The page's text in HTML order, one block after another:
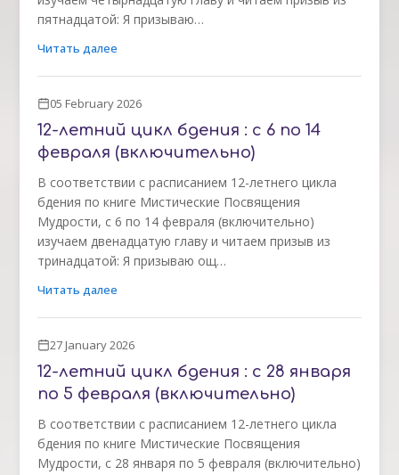
пятнадцатой: Я призываю…
Читать далее
05 February 2026
12-летний цикл бдения : с 6 по 14
февраля (включительно)
В соответствии с расписанием 12-летнего цикла
бдения по книге Мистические Посвящения
Мудрости, с 6 по 14 февраля (включительно)
изучаем двенадцатую главу и читаем призыв из
тринадцатой: Я призываю ощ…
Читать далее
27 January 2026
12-летний цикл бдения : с 28 января
по 5 февраля (включительно)
В соответствии с расписанием 12-летнего цикла
бдения по книге Мистические Посвящения
Мудрости, с 28 января по 5 февраля (включительно)